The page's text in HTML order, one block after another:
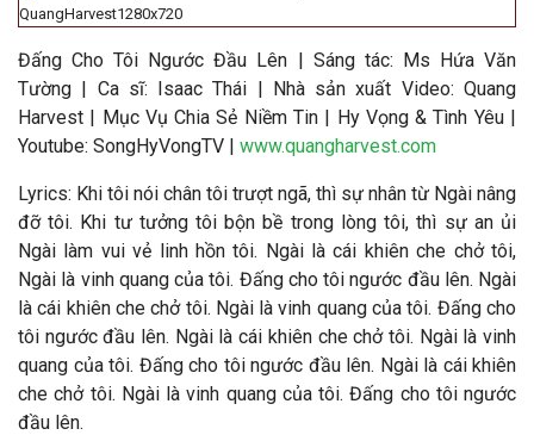
Đấng Cho Tôi Ngước Đầu Lên | Sáng tác: Ms Hứa Văn
Tường | Ca sĩ: Isaac Thái | Nhà sản xuất Video: Quang
Harvest | Mục Vụ Chia Sẻ Niềm Tin | Hy Vọng & Tình Yêu |
Youtube: SongHyVongTV | www.quangharvest.com
Lyrics: Khi tôi nói chân tôi trượt ngã, thì sự nhân từ Ngài nâng
đỡ tôi. Khi tư tưởng tôi bộn bề trong lòng tôi, thì sự an ủi
Ngài làm vui vẻ linh hồn tôi. Ngài là cái khiên che chở tôi,
Ngài là vinh quang của tôi. Đấng cho tôi ngước đầu lên. Ngài
là cái khiên che chở tôi. Ngài là vinh quang của tôi. Đấng cho
tôi ngước đầu lên. Ngài là cái khiên che chở tôi. Ngài là vinh
quang của tôi. Đấng cho tôi ngước đầu lên. Ngài là cái khiên
che chở tôi. Ngài là vinh quang của tôi. Đấng cho tôi ngước
đầu lên.